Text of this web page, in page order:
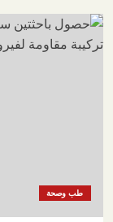
طب وصحة